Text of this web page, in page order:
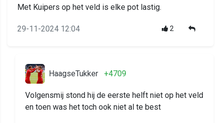
Met Kuipers op het veld is elke pot lastig.
29-11-2024 12:04 2
HaagseTukker +4709
Volgensmij stond hij de eerste helft niet op het veld
en toen was het toch ook niet al te best